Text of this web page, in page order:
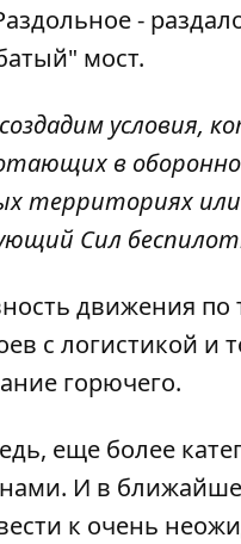
-
мост.
условия,
в
территориях
Сил
движения по
с логистикой и
горючего.
еще более
И в
к очень